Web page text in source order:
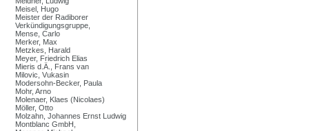
Meisel, Hugo
Meister der Radiborer
Verkündigungsgruppe,
Mense, Carlo
Merker, Max
Metzkes, Harald
Meyer, Friedrich Elias
Mieris d.Ä., Frans van
Milovic, Vukasin
Modersohn-Becker, Paula
Mohr, Arno
Molenaer, Klaes (Nicolaes)
Möller, Otto
Molzahn, Johannes Ernst Ludwig
Montblanc GmbH,